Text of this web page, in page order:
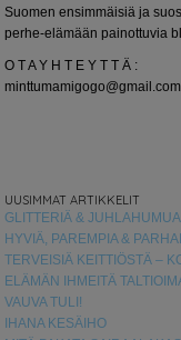
Suomen ensimmäisiä ja
perhe-elämään painottuvia
O T A Y H T E Y T T Ä :
minttumamigogo@gmail.com
UUSIMMAT ARTIKKELIT
GLITTERIÄ &
HYVIÄ, PAREMPIA &
TERVEISIÄ KEITTIÖSTÄ –
ELÄMÄN IHMEITÄ
VAUVA TULI!
IHANA KESÄIHO